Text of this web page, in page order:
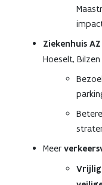
Ziekenhuis
Hoeselt,
Meer